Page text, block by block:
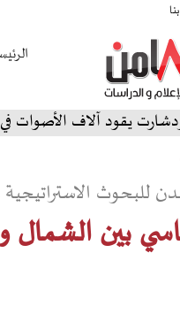
الأصوات في أمسية
للبحوث الاستراتيجية
بين الشمال